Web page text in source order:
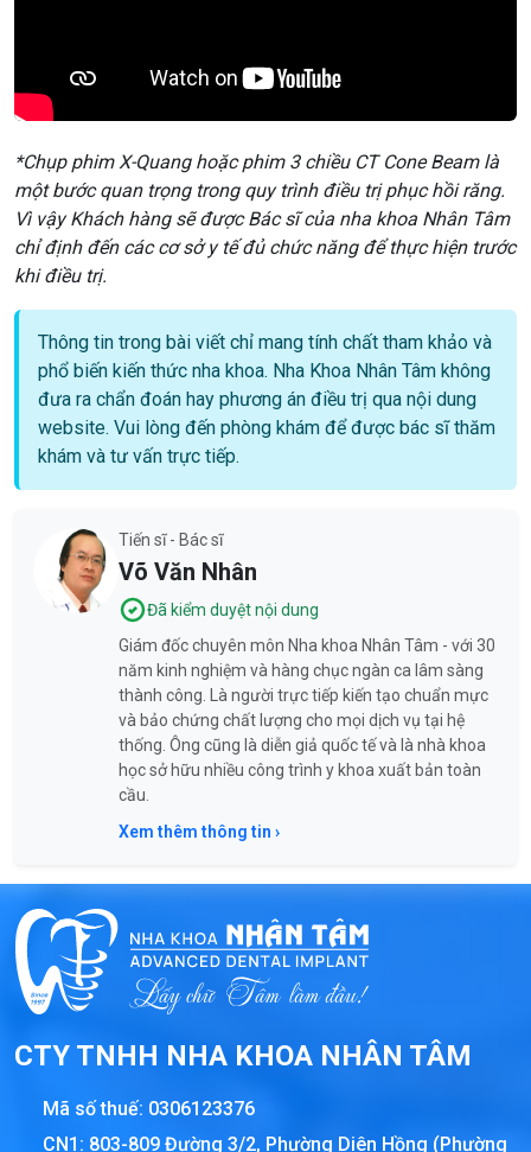
*Chụp phim X-Quang hoặc phim 3 chiều CT Cone Beam là
một bước quan trọng trong quy trình điều trị phục hồi răng.
Vì vậy Khách hàng sẽ được Bác sĩ của nha khoa Nhân Tâm
chỉ định đến các cơ sở y tế đủ chức năng để thực hiện trước
khi điều trị.
Thông tin trong bài viết chỉ mang tính chất tham khảo và
phổ biến kiến thức nha khoa. Nha Khoa Nhân Tâm không
đưa ra chẩn đoán hay phương án điều trị qua nội dung
website. Vui lòng đến phòng khám để được bác sĩ thăm
khám và tư vấn trực tiếp.
Tiến sĩ - Bác sĩ
Võ Văn Nhân
Đã kiểm duyệt nội dung
Giám đốc chuyên môn Nha khoa Nhân Tâm - với 30
năm kinh nghiệm và hàng chục ngàn ca lâm sàng
thành công. Là người trực tiếp kiến tạo chuẩn mực
và bảo chứng chất lượng cho mọi dịch vụ tại hệ
thống. Ông cũng là diễn giả quốc tế và là nhà khoa
học sở hữu nhiều công trình y khoa xuất bản toàn
cầu.
Xem thêm thông tin ›
CTY TNHH NHA KHOA NHÂN TÂM
Mã số thuế: 0306123376
CN1: 803-809 Đường 3/2, Phường Diên Hồng (Phường